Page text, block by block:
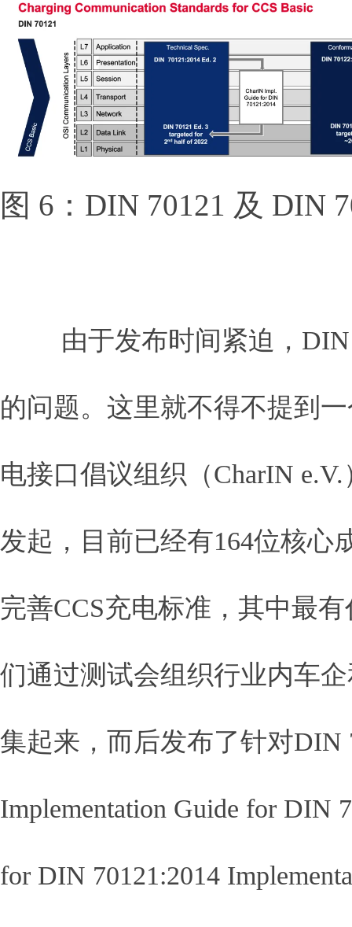
图 6：DIN 70121 及 DIN
由于发布时间紧迫，
的问题。这里就不得不提到
电接口倡议组织（CharIN
发起，目前已经有164位核心
完善CCS充电标准，其中最
们通过测试会组织行业内车
集起来，而后发布了针对DIN
Implementation Guide for DIN
for DIN 70121:2014